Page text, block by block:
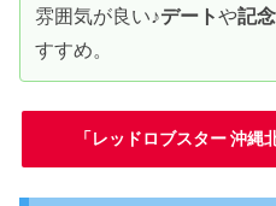
雰囲気が良い♪デートや記
すすめ。
「レッドロブスター 沖